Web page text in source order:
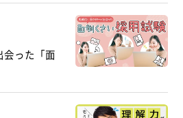
会った「面